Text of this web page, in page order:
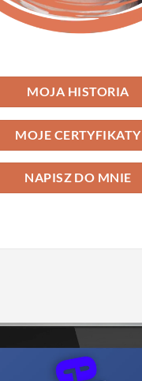
MOJA HISTORIA
MOJE CERTYFIKATY
NAPISZ DO MNIE